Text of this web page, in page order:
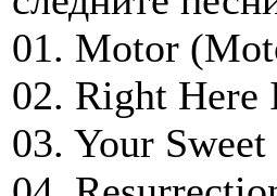
01. Motor
02. Right
03. Your